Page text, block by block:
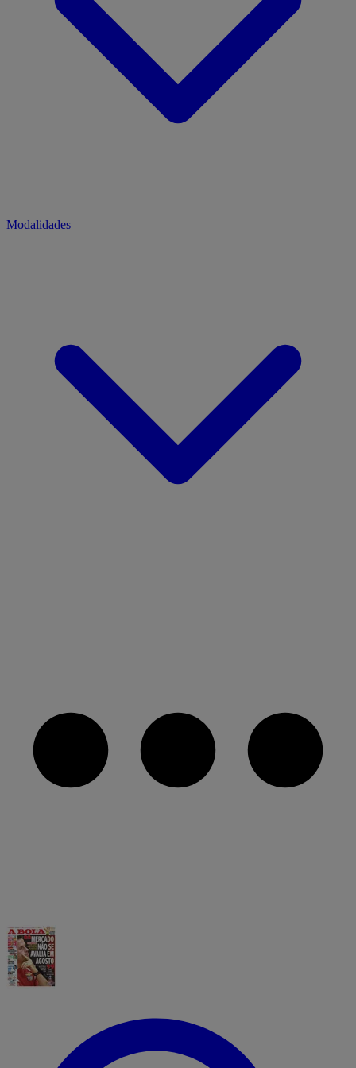
Modalidades